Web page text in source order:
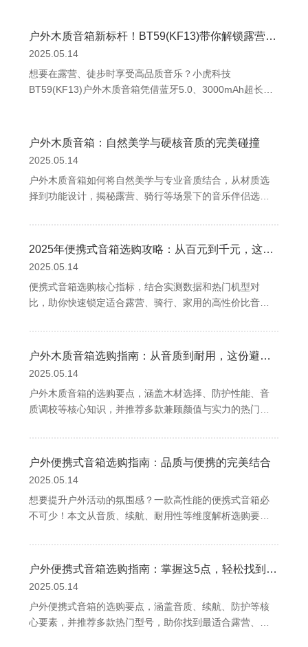
户外木质音箱新标杆！BT59(KF13)带你解锁露营音乐新体验
2025.05.14
想要在露营、徒步时享受高品质音乐？小虎科技
BT59(KF13)户外木质音箱凭借蓝牙5.0、3000mAh超长续
忧，让自然与旋律完美融合。一、户外木质音箱：自然与
户外木质音箱：自然美学与硬核音质的完美碰撞
2025.05.14
户外木质音箱如何将自然美学与专业音质结合，从材质选
择到功能设计，揭秘露营、骑行等场景下的音乐伴侣选购
为什么选择木质音箱？在露营帐篷旁播放一首轻音乐，或
是在骑行途中用激昂的摇滚点燃热情，户外音箱早已成为2025年便携式音箱选购攻略：从百元到千元，这5点技巧让你不花冤枉钱
2025.05.14
便携式音箱选购核心指标，结合实测数据和热门机型对
比，助你快速锁定适合露营、骑行、家用的高性价比音响
晨骑行时用它唤醒元气，露营野餐时靠它点燃氛围，甚至
居家办公时当背景音乐——便携式音箱早已突破"户外装户外木质音箱选购指南：从音质到耐用，这份避坑手册让你秒变行家
2025.05.14
户外木质音箱的选购要点，涵盖木材选择、防护性能、音
质调校等核心知识，并推荐多款兼顾颜值与实力的热门机
木质音箱成为露营党的新宠？在钢筋水泥的都市里，木质
音箱的天然纹理总能唤醒人们对自然的向往。相比塑料或
户外便携式音箱选购指南：品质与便携的完美结合
2025.05.14
想要提升户外活动的氛围感？一款高性能的便携式音箱必
不可少！本文从音质、续航、耐用性等维度解析选购要
然与音乐的完美融合。一、为什么户外活动需要一台便携
式音箱？无论是露营、野餐，还是骑行、徒步，音乐总能户外便携式音箱选购指南：掌握这5点，轻松找到露营骑行最佳伴侣
2025.05.14
户外便携式音箱的选购要点，涵盖音质、续航、防护等核
心要素，并推荐多款热门型号，助你找到最适合露营、徒